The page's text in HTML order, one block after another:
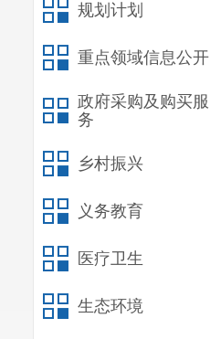
规划计划
重点领域信息公开
政府采购及购买服
务
乡村振兴
义务教育
医疗卫生
生态环境